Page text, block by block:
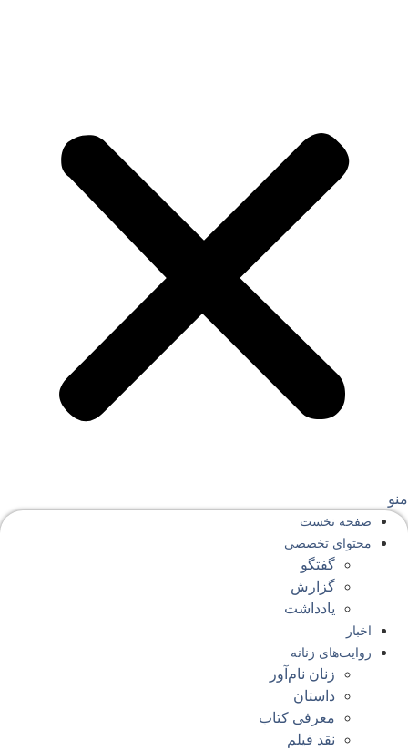
صفحه‌ نخست
محتوای‌ تخصصی
گفتگو
گزارش
یادداشت
اخبار
روایت‌های زنانه
زنان نام‌آور
داستان
معرفی کتاب
نقد فیلم